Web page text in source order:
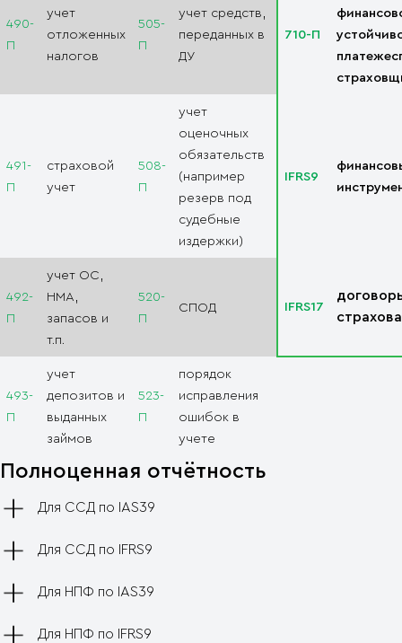
490-
П
учет
отложенных
налогов
505-
П
учет средств,
переданных в
ДУ
710-П
491-
П
страховой
учет
508-
П
учет
оценочных
обязательств
(например
резерв под
судебные
издержки)
IFRS9
492-
П
учет ОС,
НМА,
запасов и
т.п.
520-
П
СПОД IFRS17
493-
П
учет
депозитов и
выданных
займов
523-
П
порядок
исправления
ошибок в
учете
Полноценная отчётность
Для ССД по IAS39
Для ССД по IFRS9
Для НПФ по IAS39
Для НПФ по IFRS9